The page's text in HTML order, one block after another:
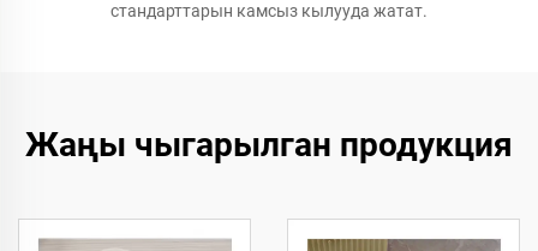
стандарттарын камсыз кылууда жатат.
Жаңы чыгарылган продукция